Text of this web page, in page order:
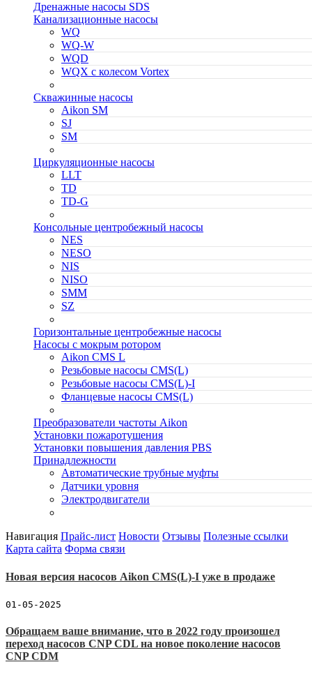
Дренажные насосы SDS
Канализационные насосы
WQ
WQ-W
WQD
WQX с колесом Vortex
Скважинные насосы
Aikon SM
SJ
SM
Циркуляционные насосы
LLT
TD
TD-G
Консольные центробежный насосы
NES
NESO
NIS
NISO
SMM
SZ
Горизонтальные центробежные насосы
Насосы с мокрым ротором
Aikon CMS L
Резьбовые насосы CMS(L)
Резьбовые насосы CMS(L)-I
Фланцевые насосы CMS(L)
Преобразователи частоты Aikon
Установки пожаротушения
Установки повышения давления PBS
Принадлежности
Автоматические трубные муфты
Датчики уровня
Электродвигатели
Навигация Прайс-лист Новости Отзывы Полезные ссылки
Карта сайта Форма связи
Новая версия насосов Aikon CMS(L)-I уже в продаже
01-05-2025
Обращаем ваше внимание, что в 2022 году произошел
переход насосов CNP CDL на новое поколение насосов
CNP CDM